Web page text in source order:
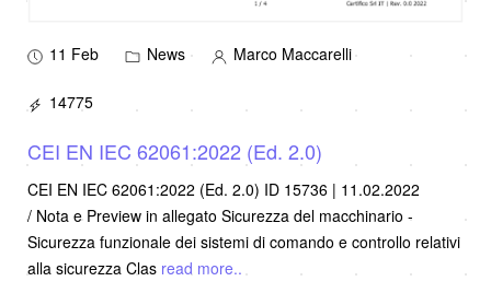
11 Feb News Marco Maccarelli
14775
CEI EN IEC 62061:2022 (Ed. 2.0)
CEI EN IEC 62061:2022 (Ed. 2.0) ID 15736 | 11.02.2022
/ Nota e Preview in allegato Sicurezza del macchinario -
Sicurezza funzionale dei sistemi di comando e controllo relativi
alla sicurezza Clas read more..